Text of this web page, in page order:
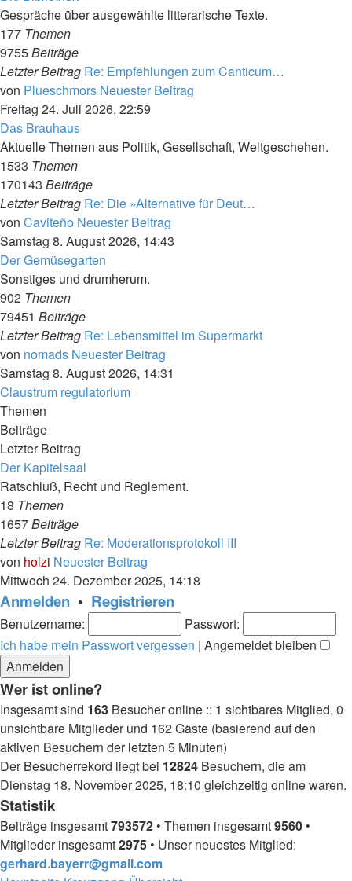
Gespräche über ausgewählte litterarische Texte.
177 Themen
9755Beiträge
Letzter Beitrag Re: Empfehlungen zum Canticum…
von Plueschmors Neuester Beitrag
Freitag 24. Juli 2026, 22:59
Das Brauhaus
Aktuelle Themen aus Politik, Gesellschaft, Weltgeschehen.
1533 Themen
170143 Beiträge
Letzter Beitrag Re: Die »Alternative für Deut…
von Caviteño Neuester Beitrag
Samstag 8. August 2026, 14:43
Der Gemüsegarten
Sonstiges und drumherum.
902 Themen
79451 Beiträge
Letzter Beitrag Re: Lebensmittel im Supermarkt
von nomads Neuester Beitrag
Samstag 8. August 2026, 14:31
Claustrum regulatorium
Themen
Beiträge
Letzter Beitrag
Der Kapitelsaal
Ratschluß, Recht und Reglement.
18 Themen
1657Beiträge
Letzter Beitrag Re: Moderationsprotokoll III
von holzi Neuester Beitrag
Mittwoch 24. Dezember 2025, 14:18
Anmelden • Registrieren
Benutzername:
Passwort:
Ich habe mein Passwort vergessen | Angemeldet bleiben
Wer ist online?
Insgesamt sind 163 Besucher online :: 1 sichtbares Mitglied, 0
unsichtbare Mitglieder und 162 Gäste (basierend auf den
aktiven Besuchern der letzten 5 Minuten)
Der Besucherrekord liegt bei 12824 Besuchern, die am
Dienstag 18. November 2025, 18:10 gleichzeitig online waren.
Statistik
Beiträge insgesamt793572 • Themen insgesamt9560 •
Mitglieder insgesamt2975 • Unser neuestes Mitglied:
gerhard.bayerr@gmail.com